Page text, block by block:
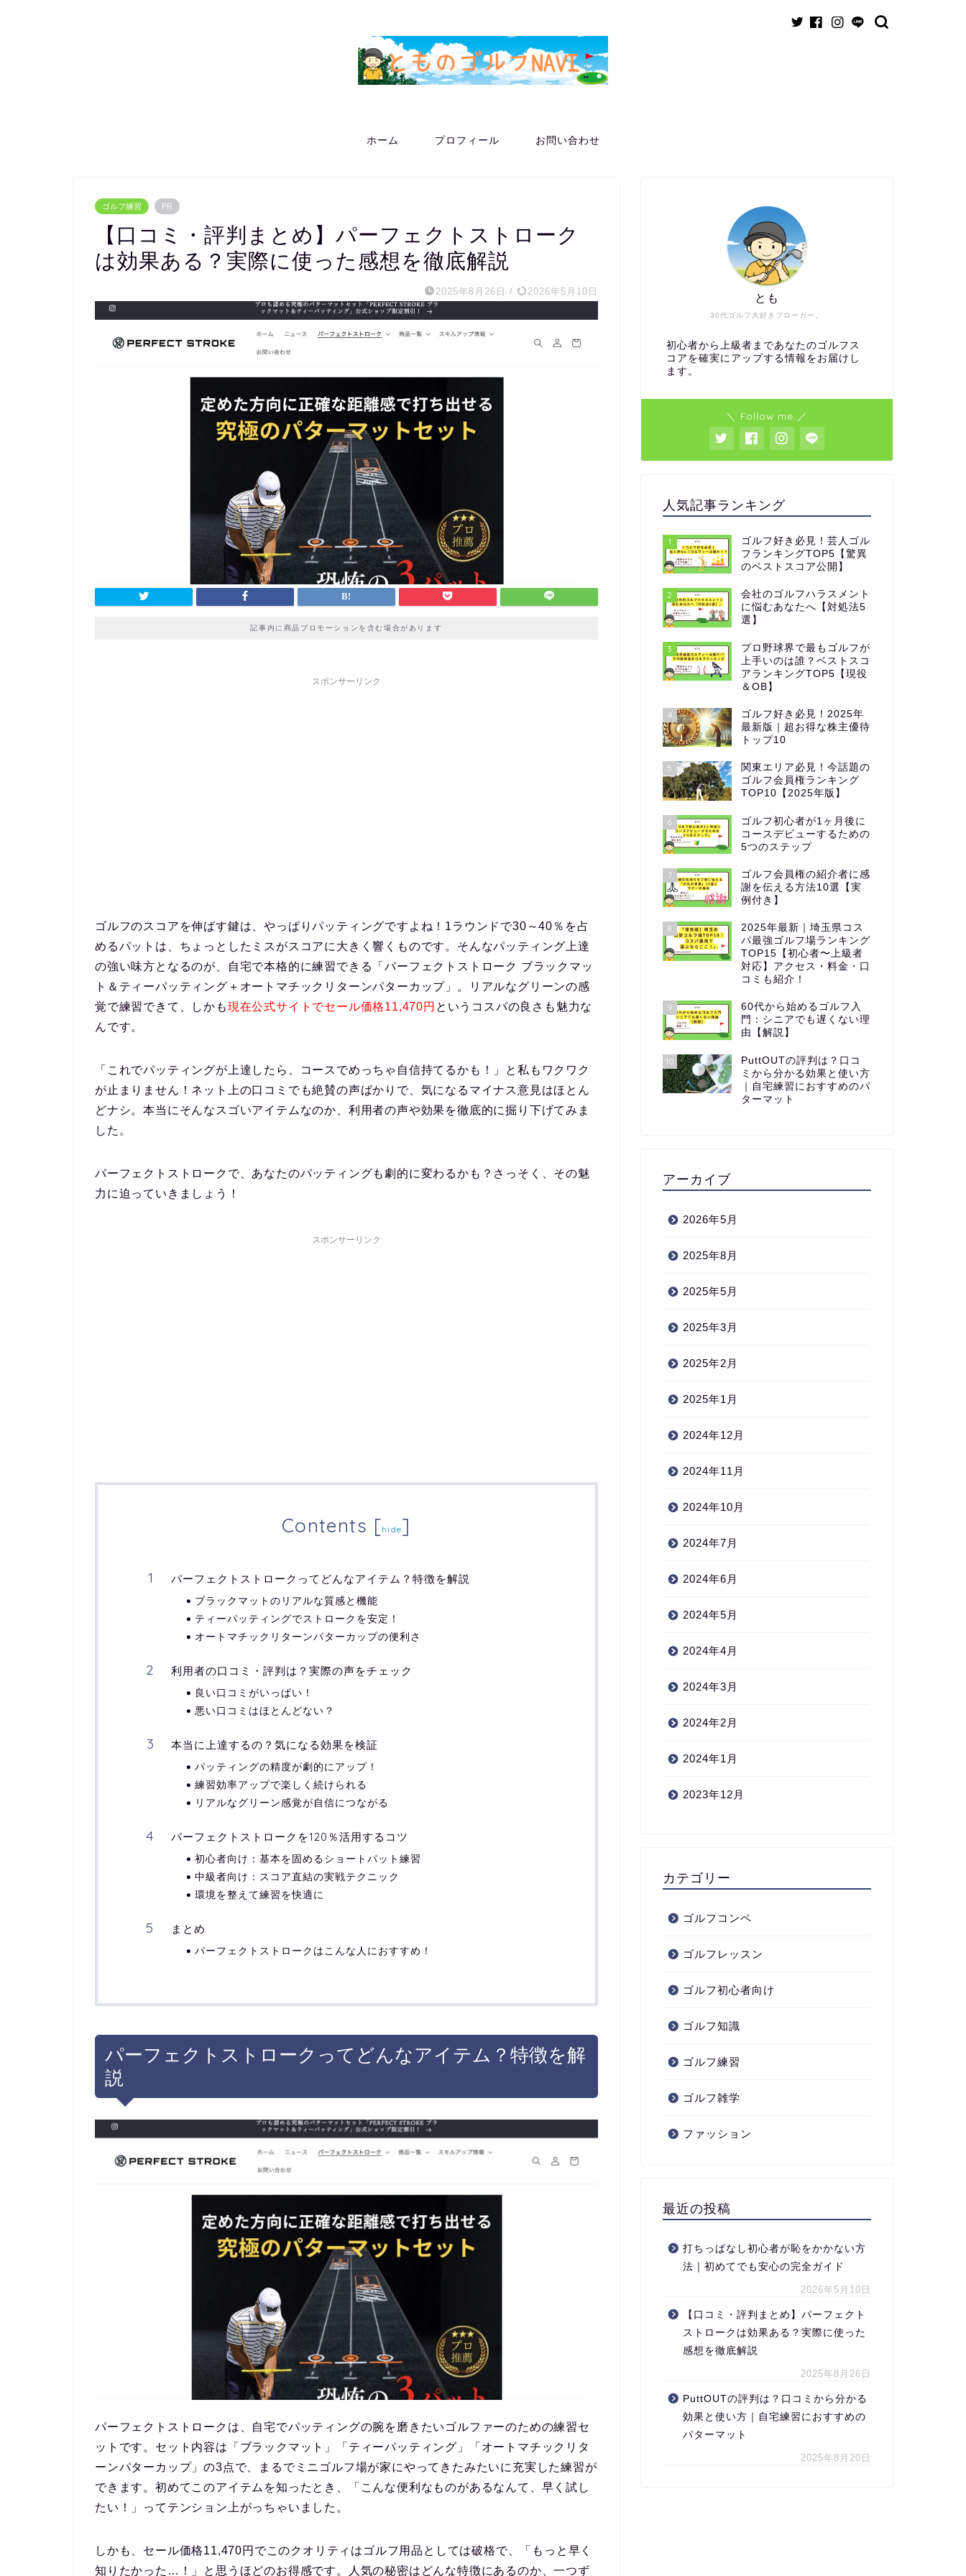
ホーム プロフィール お問い合わせ
ゴルフ練習 PR
【口コミ・評判まとめ】パーフェクトストローク
は効果ある？実際に使った感想を徹底解説
2025年8月26日 / 2026年5月10日
記事内に商品プロモーションを含む場合があります
スポンサーリンク
ゴルフのスコアを伸ばす鍵は、やっぱりパッティングですよね！1ラウンドで30～40％を占
めるパットは、ちょっとしたミスがスコアに大きく響くものです。 そんなパッティング上達
の強い味方となるのが、自宅で本格的に練習できる「パーフェクトストローク ブラックマッ
ト＆ティーパッティング＋オートマチックリターンパターカップ 」。リアルなグリーンの感
覚で練習できて、しかも現在公式サイトでセール価格11,470円 というコスパの良さも魅力な
んです。
「これでパッティングが上達したら、コースでめっちゃ自信持てるかも！」と私もワクワク
が止まりません！ネット上の口コミでも絶賛の声ばかりで、気になるマイナス意見はほとん
どナシ。本当にそんなスゴいアイテムなのか、利用者の声や効果を徹底的に掘り下げてみま
した。
パーフェクトストロークで、あなたのパッティングも劇的に変わるかも？さっそく、その魅
力に迫っていきましょう！
スポンサーリンク
Contents [hide]
パーフェクトストロークってどんなアイテム？特徴を解説
ブラックマットのリアルな質感と機能
ティーパッティングでストロークを安定！
オートマチックリターンパターカップの便利さ
利用者の口コミ・評判は？実際の声をチェック
良い口コミがいっぱい！
悪い口コミはほとんどない？
本当に上達するの？気になる効果を検証
パッティングの精度が劇的にアップ！
練習効率アップで楽しく続けられる
リアルなグリーン感覚が自信につながる
パーフェクトストロークを120％活用するコツ
初心者向け：基本を固めるショートパット練習
中級者向け：スコア直結の実戦テクニック
環境を整えて練習を快適に
まとめ
パーフェクトストロークはこんな人におすすめ！
パーフェクトストロークってどんなアイテム？特徴を解
説
パーフェクトストローク は、自宅でパッティングの腕を磨きたいゴルファーのための練習セ
ットです。セット内容は「ブラックマット」「ティーパッティング」「オートマチックリタ
ーンパターカップ」の3点で、まるでミニゴルフ場が家にやってきたみたいに充実した練習が
できます。初めてこのアイテムを知ったとき、「こんな便利なものがあるなんて、早く試し
たい！」ってテンション上がっちゃいました。
しかも、セール価格11,470円でこのクオリティはゴルフ用品としては破格で、「もっと早く
知りたかった…！」と思うほどのお得感です。
人気の秘密はどんな特徴にあるのか、一つず
30代ゴルフ大好きブローガー。
とも
初心者から上級者まであなたのゴルフス
コアを確実にアップする情報をお届けし
ます。
＼ Follow me ／
人気記事ランキング
1
ゴルフ好き必見！芸人ゴル
フランキングTOP5【驚異
のベストスコア公開】
2
会社のゴルフハラスメント
に悩むあなたへ【対処法5
選】
3
プロ野球界で最もゴルフが
上手いのは誰？ベストスコ
アランキングTOP5【現役
＆OB】
4
ゴルフ好き必見！2025年
最新版｜超お得な株主優待
トップ10
5
関東エリア必見！今話題の
ゴルフ会員権ランキング
TOP10【2025年版】
6
ゴルフ初心者が1ヶ月後に
コースデビューするための
5つのステップ
7
ゴルフ会員権の紹介者に感
謝を伝える方法10選【実
例付き】
8
2025年最新｜埼玉県コス
パ最強ゴルフ場ランキング
TOP15【初心者〜上級者
対応】アクセス・料金・口
コミも紹介！
9
60代から始めるゴルフ入
門：シニアでも遅くない理
由【解説】
10
PuttOUTの評判は？口コ
ミから分かる効果と使い方
｜自宅練習におすすめのパ
ターマット
アーカイブ
2026年5月
2025年8月
2025年5月
2025年3月
2025年2月
2025年1月
2024年12月
2024年11月
2024年10月
2024年7月
2024年6月
2024年5月
2024年4月
2024年3月
2024年2月
2024年1月
2023年12月
カテゴリー
ゴルフコンペ
ゴルフレッスン
ゴルフ初心者向け
ゴルフ知識
ゴルフ練習
ゴルフ雑学
ファッション
最近の投稿
打ちっぱなし初心者が恥をかかない方
法｜初めてでも安心の完全ガイド
2026年5月10日
【口コミ・評判まとめ】パーフェクト
ストロークは効果ある？実際に使った
感想を徹底解説
2025年8月26日
PuttOUTの評判は？口コミから分かる
効果と使い方｜自宅練習におすすめの
パターマット
2025年8月20日